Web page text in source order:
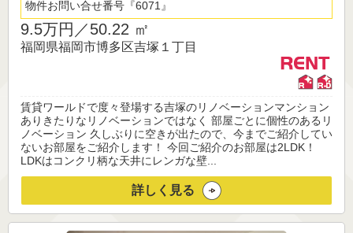
物件お問い合せ番号 6071
9.5万円／50.22 ㎡
福岡県福岡市博多区吉塚１丁目
賃貸ワールドで度々登場する吉塚のリノベーションマンション
ありきたりなリノベーションではなく 部屋ごとに個性のあるリ
ノベーション 久しぶりに空きが出たので、今までご紹介してい
ないお部屋をご紹介します！ 今回ご紹介のお部屋は2LDK！
LDKはコンクリ柄な天井にレンガな壁...
詳しく見る